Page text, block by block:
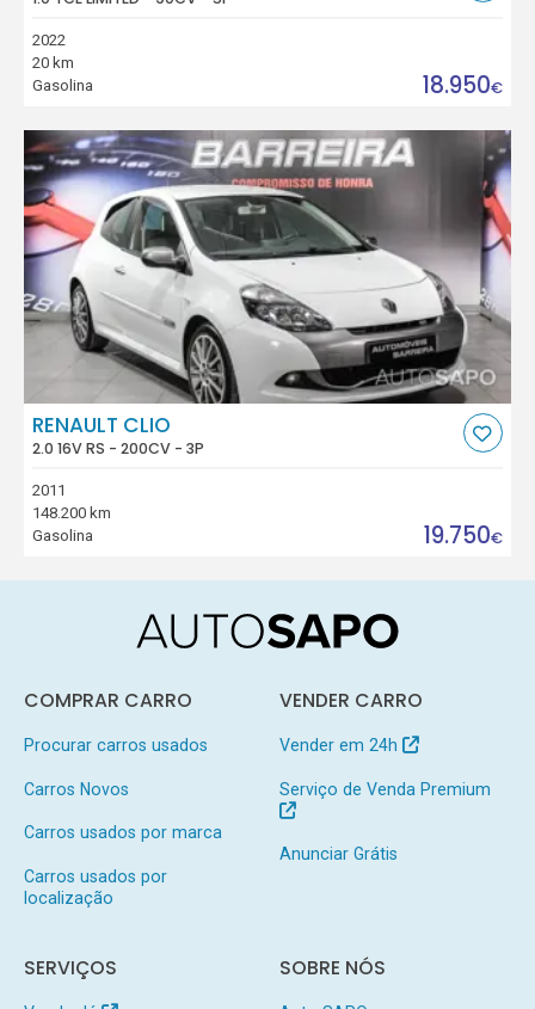
2022
20 km
Gasolina
18.950€
RENAULT CLIO
2.0 16V RS - 200CV - 3P
2011
148.200 km
Gasolina
19.750€
COMPRAR CARRO
Procurar carros usados
Carros Novos
Carros usados por marca
Carros usados por
localização
VENDER CARRO
Vender em 24h
Serviço de Venda Premium
Anunciar Grátis
SERVIÇOS SOBRE NÓS